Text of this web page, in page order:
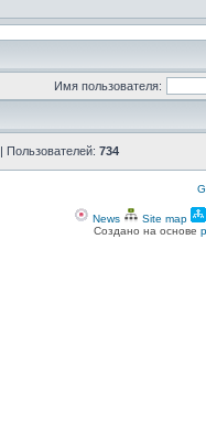
Имя пользователя:
| Пользователей: 734
News Site map
Создано на основе